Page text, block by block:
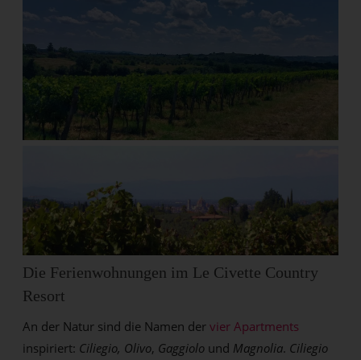
Die Ferienwohnungen im Le Civette Country
Resort
An der Natur sind die Namen dervier Apartments
inspiriert: Ciliegio, Olivo, Gaggiolo und Magnolia. Ciliegio